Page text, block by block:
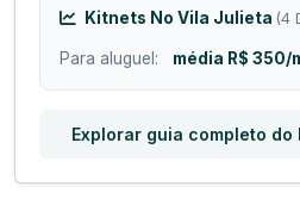
Kitnets No Vila Julieta (4
Para aluguel: média R$ 350/
Explorar guia completo